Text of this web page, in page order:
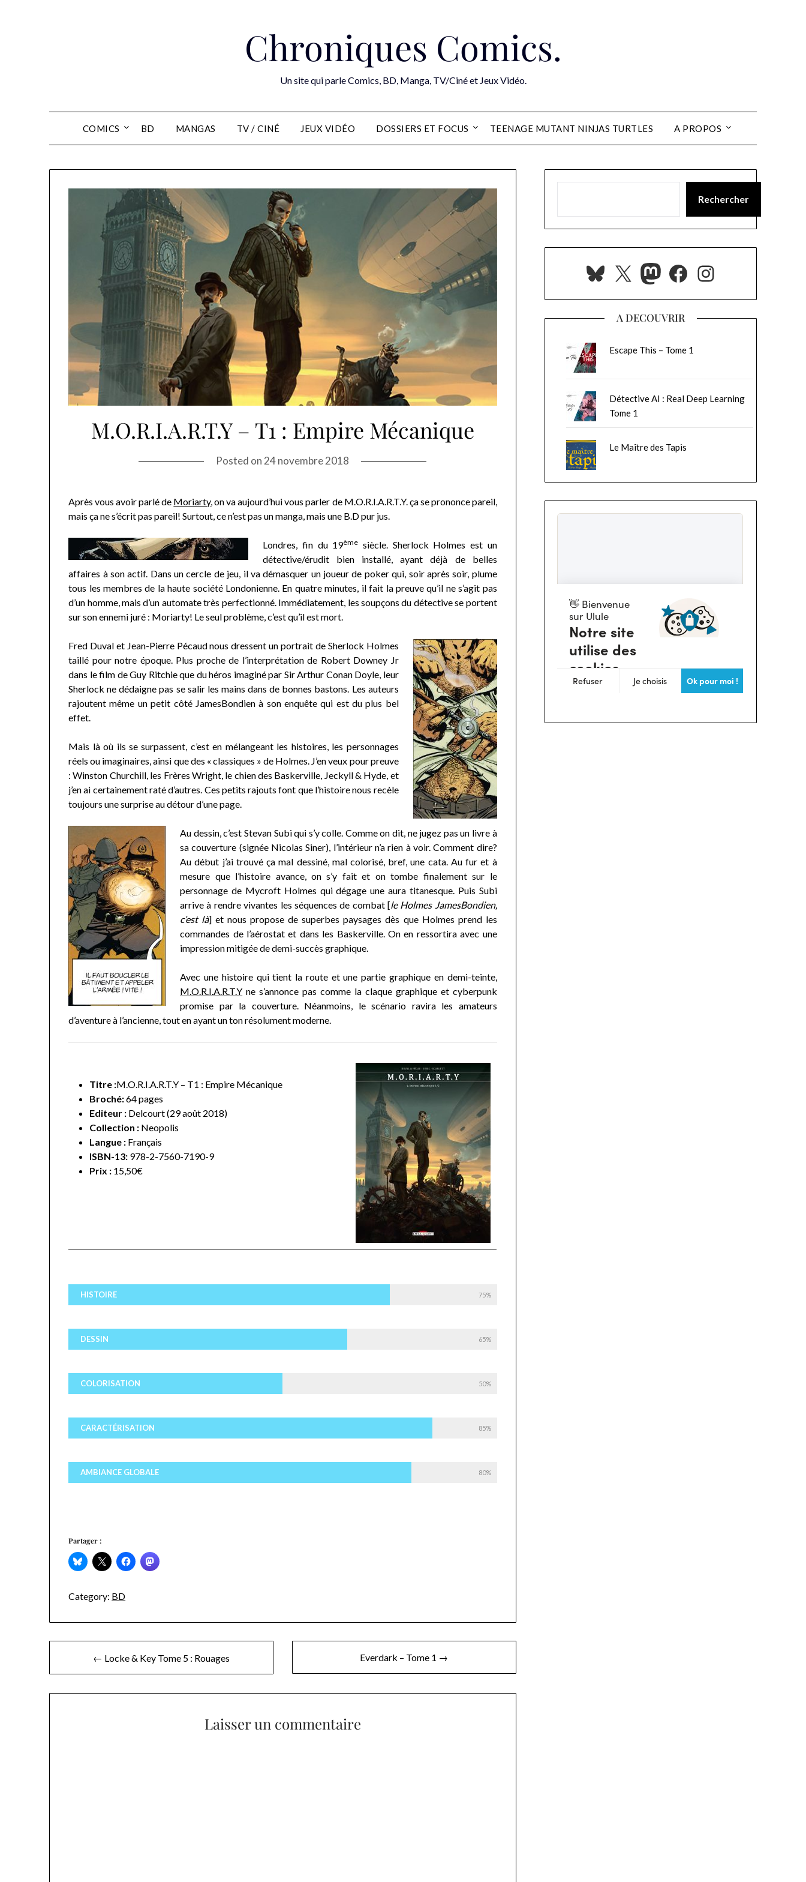
Chroniques Comics.
Un site qui parle Comics, BD, Manga, TV/Ciné et Jeux Vidéo.
COMICS BD MANGAS TV / CINÉ JEUX VIDÉO DOSSIERS ET FOCUS TEENAGE MUTANT NINJAS TURTLES A PROPOS
M.O.R.I.A.R.T.Y – T1 : Empire Mécanique
Posted on 24 novembre 2018
Après vous avoir parlé de Moriarty, on va aujourd’hui vous parler de M.O.R.I.A.R.T.Y. ça se prononce pareil,
mais ça ne s’écrit pas pareil! Surtout, ce n’est pas un manga, mais une B.D pur jus.
Londres, fin du 19ème siècle. Sherlock Holmes est un
détective/érudit bien installé, ayant déjà de belles
affaires à son actif. Dans un cercle de jeu, il va démasquer un joueur de poker qui, soir après soir, plume
tous les membres de la haute société Londonienne. En quatre minutes, il fait la preuve qu’il ne s’agit pas
d’un homme, mais d’un automate très perfectionné. Immédiatement, les soupçons du détective se portent
sur son ennemi juré : Moriarty! Le seul problème, c’est qu’il est mort.
Fred Duval et Jean-Pierre Pécaud nous dressent un portrait de Sherlock Holmes
taillé pour notre époque. Plus proche de l’interprétation de Robert Downey Jr
dans le film de Guy Ritchie que du héros imaginé par Sir Arthur Conan Doyle, leur
Sherlock ne dédaigne pas se salir les mains dans de bonnes bastons. Les auteurs
rajoutent même un petit côté JamesBondien à son enquête qui est du plus bel
effet.
Mais là où ils se surpassent, c’est en mélangeant les histoires, les personnages
réels ou imaginaires, ainsi que des « classiques » de Holmes. J’en veux pour preuve
: Winston Churchill, les Frères Wright, le chien des Baskerville, Jeckyll & Hyde, et
j’en ai certainement raté d’autres. Ces petits rajouts font que l’histoire nous recèle
toujours une surprise au détour d’une page.
Au dessin, c’est Stevan Subi qui s’y colle. Comme on dit, ne jugez pas un livre à
sa couverture (signée Nicolas Siner), l’intérieur n’a rien à voir. Comment dire?
Au début j’ai trouvé ça mal dessiné, mal colorisé, bref, une cata. Au fur et à
mesure que l’histoire avance, on s’y fait et on tombe finalement sur le
personnage de Mycroft Holmes qui dégage une aura titanesque. Puis Subi
arrive à rendre vivantes les séquences de combat [le Holmes JamesBondien,
c’est là] et nous propose de superbes paysages dès que Holmes prend les
commandes de l’aérostat et dans les Baskerville. On en ressortira avec une
impression mitigée de demi-succès graphique.
Avec une histoire qui tient la route et une partie graphique en demi-teinte,
M.O.R.I.A.R.T.Y ne s’annonce pas comme la claque graphique et cyberpunk
promise par la couverture. Néanmoins, le scénario ravira les amateurs
d’aventure à l’ancienne, tout en ayant un ton résolument moderne.
Titre :M.O.R.I.A.R.T.Y – T1 : Empire Mécanique
Broché:64 pages
Editeur : Delcourt (29 août 2018)
Collection : Neopolis
Langue : Français
ISBN-13: 978-2-7560-7190-9
Prix : 15,50€
HISTOIRE 75%
DESSIN 65%
COLORISATION 50%
CARACTÉRISATION 85%
AMBIANCE GLOBALE 80%
Partager :
Category: BD
Navigation
de
l’article
← Locke & Key Tome 5 : Rouages Everdark – Tome 1 →
Laisser un commentaire
Rechercher
Bluesky
X Mastodon
Facebook
Instagram
A DECOUVRIR
Escape This – Tome 1
Détective AI : Real Deep Learning
Tome 1
Le Maître des Tapis